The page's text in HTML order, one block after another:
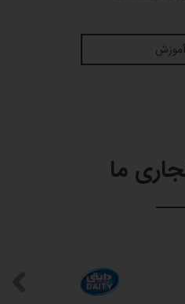
ما